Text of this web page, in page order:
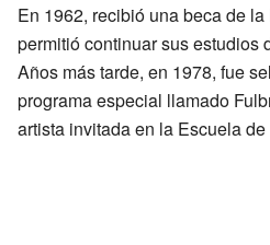
En 1962, recibió una beca de
permitió continuar sus estudios
Años más tarde, en 1978, fue
programa especial llamado
artista invitada en la Escuela